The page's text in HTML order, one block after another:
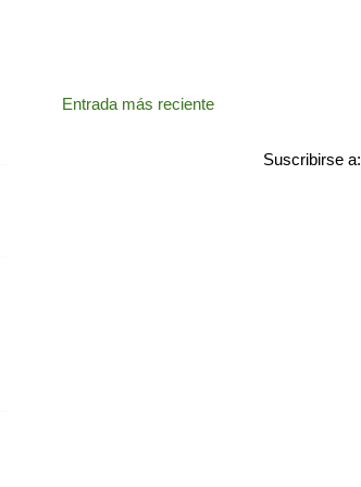
Entrada más reciente
Suscribirse a: